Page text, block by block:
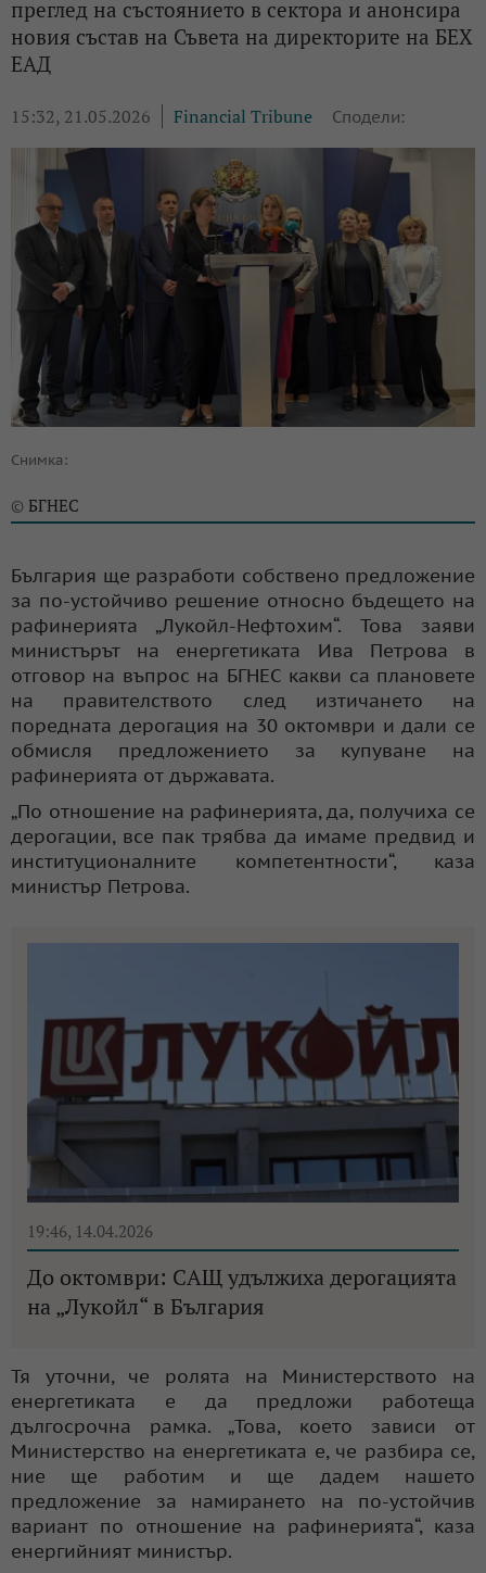
преглед на състоянието в сектора и анонсира
новия състав на Съвета на директорите на БЕХ
ЕАД
15:32, 21.05.2026 Financial Tribune Сподели:
Снимка:
© БГНЕС
България ще разработи собствено предложение
за по-устойчиво решение относно бъдещето на
рафинерията „Лукойл-Нефтохим“. Това заяви
министърът на енергетиката Ива Петрова в
отговор на въпрос на БГНЕС какви са плановете
на правителството след изтичането на
поредната дерогация на 30 октомври и дали се
обмисля предложението за купуване на
рафинерията от държавата.
„По отношение на рафинерията, да, получиха се
дерогации, все пак трябва да имаме предвид и
институционалните компетентности“, каза
министър Петрова.
19:46, 14.04.2026
До октомври: САЩ удължиха дерогацията
на „Лукойл“ в България
Тя уточни, че ролята на Министерството на
енергетиката е да предложи работеща
дългосрочна рамка. „Това, което зависи от
Министерство на енергетиката е, че разбира се,
ние ще работим и ще дадем нашето
предложение за намирането на по-устойчив
вариант по отношение на рафинерията“, каза
енергийният министър.